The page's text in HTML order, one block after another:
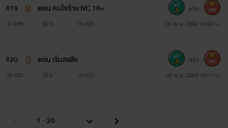
ขอบคุณรูปภาพจาก google
#19 ตอน คนใจร้าย NC 18+
898 0 18 หน้า 05 พ.ย. 2562 14:23 น.
หรือ 400
#20 ตอน เริ่มสงสัย
533 0 19 หน้า 06 พ.ย. 2562 15:17 น.
หรือ 300